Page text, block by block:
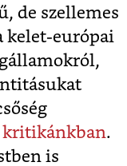
de szellemes
kelet-európai
kritikánkban.
is